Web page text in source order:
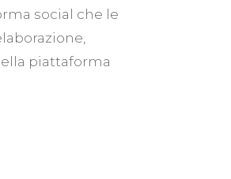
social che le
piattaforma